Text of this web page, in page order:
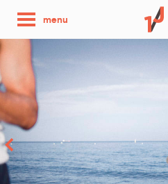
menu